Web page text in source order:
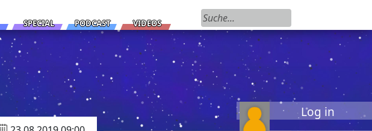
SPECIAL PODCAST VIDEOS
Suchen nach:
Log in